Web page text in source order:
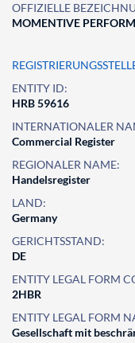
OFFIZIELLE
MOMENTIVE
ENTITY ID:
HRB 59616
INTERNATIONALER
Commercial Register
REGIONALER NAME:
Handelsregister
LAND:
Germany
GERICHTSSTAND:
DE
ENTITY LEGAL FORM
2HBR
ENTITY LEGAL FORM
Gesellschaft mit